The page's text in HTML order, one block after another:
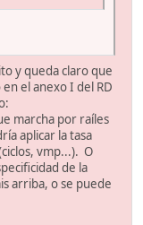
y queda claro que
el anexo I del RD
marcha por raíles
aplicar la tasa
vmp...). O
de la
arriba, o se puede